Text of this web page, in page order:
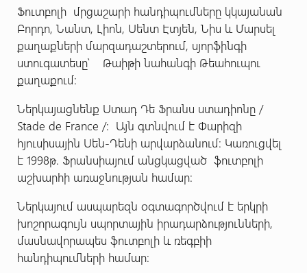
Ֆուտբոլի մրցաշարի հանդիպումները կկայանան
Բորդո, Նանտ, Լիոն, Սենտ Էտյեն, Նիս և Մարսել
քաղաքների մարզադաշտերում, սյորֆինգի
ստուգատեսը՝ Թաիթի նահանգի Թեահուպու
քաղաքում։
Ներկայացնենք Ստադ Դե Ֆրանս ստադիոնը /
Stade de France /: Այն գտնվում է Փարիզի
հյուսիսային Սեն-Դենի արվարձանում։ Կառուցվել
է 1998թ. Ֆրանսիայում անցկացված ֆուտբոլի
աշխարհի առաջնության համար:
Ներկայում ասպարեզն օգտագործվում է երկրի
խոշորագույն սպորտային իրադարձությունների,
մասնավորապես ֆուտբոլի և ռեգբիի
հանդիպումների համար։